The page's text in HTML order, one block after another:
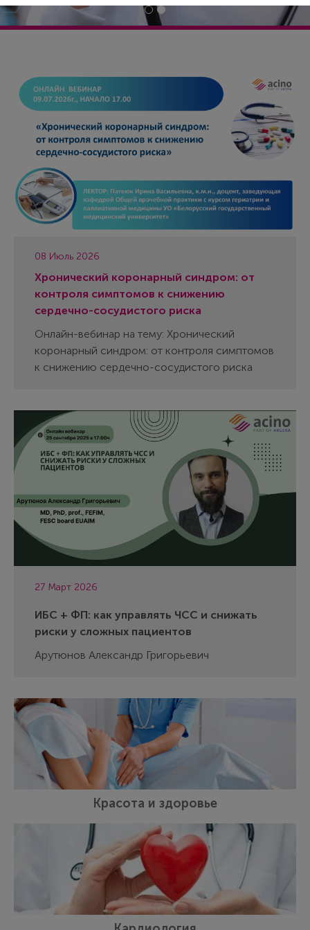
08 Июль 2026
Хронический коронарный синдром: от
контроля симптомов к снижению
сердечно-сосудистого риска
Онлайн-вебинар на тему: Хронический
коронарный синдром: от контроля симптомов
к снижению сердечно-сосудистого риска
27 Март 2026
ИБС + ФП: как управлять ЧСС и снижать
риски у сложных пациентов
Арутюнов Александр Григорьевич
Красота и здоровье